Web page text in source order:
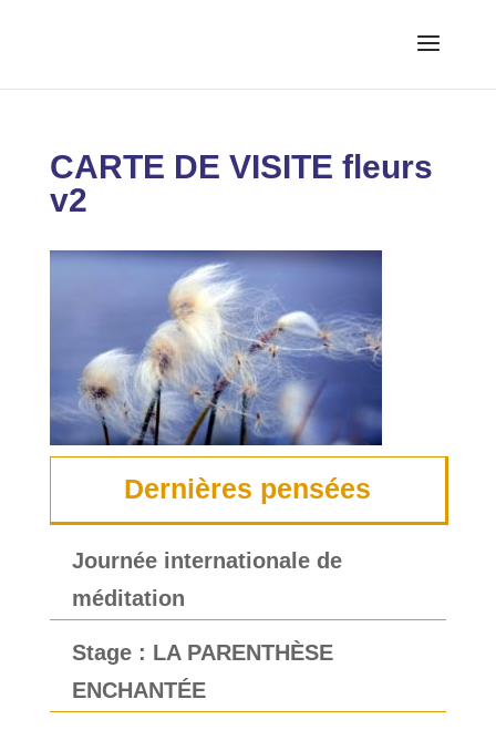
CARTE DE VISITE fleurs
v2
Dernières pensées
Journée internationale de
méditation
Stage : LA PARENTHÈSE
ENCHANTÉE